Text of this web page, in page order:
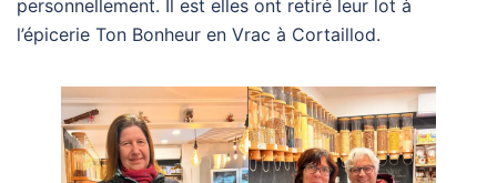
personnellement. Il est elles ont retiré leur lot à
l’épicerie Ton Bonheur en Vrac à Cortaillod.